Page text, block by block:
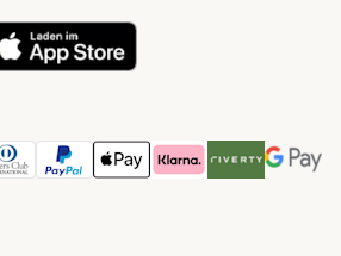
MethodPayment Method
Club Payment Method
PayPal Payment Method
Apple Pay Payment Method
Klarna Payment Method
Riverty Payment
Google
Method